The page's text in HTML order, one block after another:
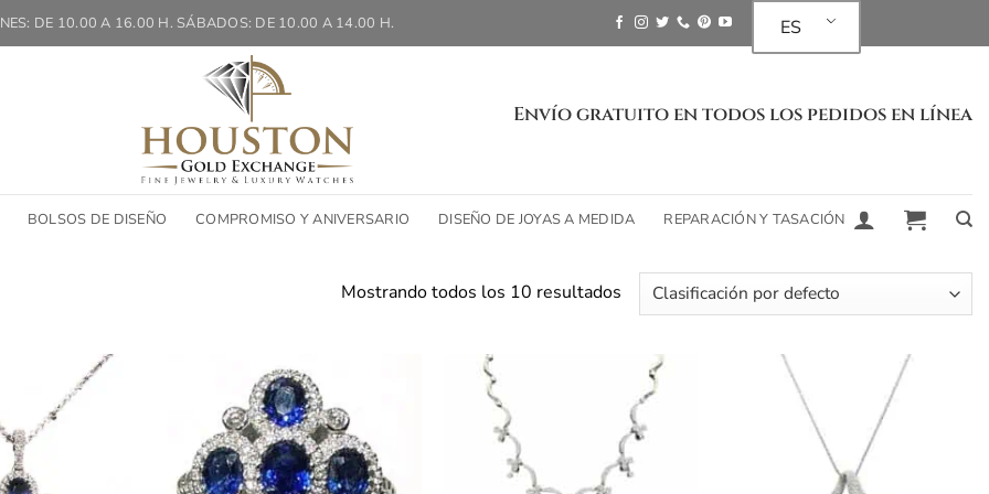
DE 10.00 A 16.00 H. SÁBADOS: DE 10.00 A 14.00 H. ES
Envío gratuito en todos los pedidos en línea
BOLSOS DE DISEÑO COMPROMISO Y ANIVERSARIO DISEÑO DE JOYAS A MEDIDA REPARACIÓN Y TASACIÓN
Mostrando todos los 10 resultados